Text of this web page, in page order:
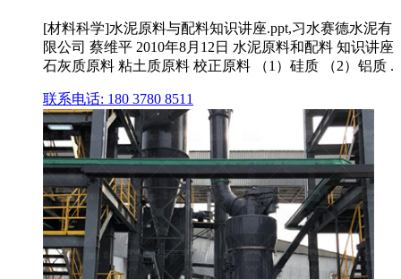
[材料科学]水泥原料与配料知识讲座.ppt,习水赛德水泥有
限公司 蔡维平 2010年8月12日 水泥原料和配料 知识讲座
石灰质原料 粘土质原料 校正原料 （1）硅质 （2）铝质 .
联系电话: 180 3780 8511